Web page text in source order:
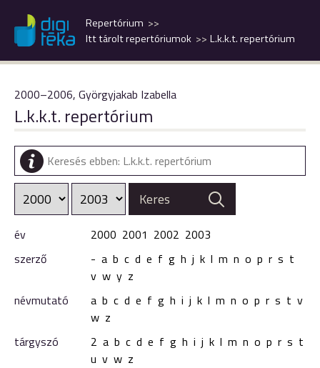
L.k.k.t. repertórium
Itt tárolt repertóriumok
Repertórium
2000–2006, Györgyjakab Izabella
L.k.k.t. repertórium
év 2000 2001 2002 2003
szerző
- a b c d e f g h j k l m n o p r s t
v w y z
névmutató
a b c d e f g h i j k l m n o p r s t v
w z
tárgyszó
2 a b c d e f g h i j k l m n o p r s t
u v w z